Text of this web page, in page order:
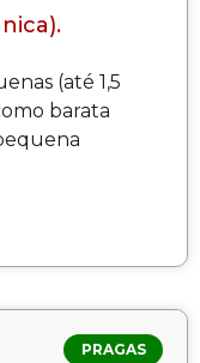
(até 1,5
barata
PRAGAS